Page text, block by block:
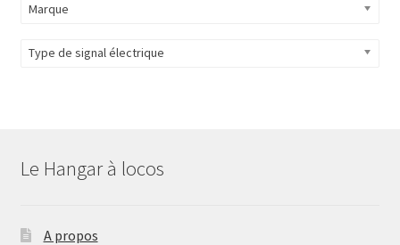
Marque
Type de signal électrique
Le Hangar à locos
A propos